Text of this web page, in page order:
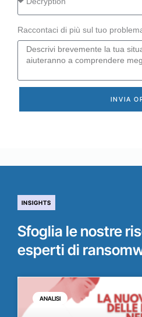
Raccontaci di più sul tuo
INVIA
INSIGHTS
Sfoglia le nostre
esperti di
ANALISI